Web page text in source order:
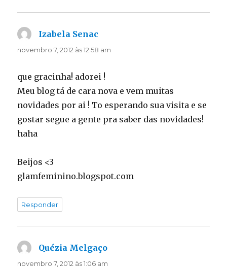
Izabela Senac
novembro 7, 2012 às 12:58 am
que gracinha! adorei !
Meu blog tá de cara nova e vem muitas
novidades por ai ! To esperando sua visita e se
gostar segue a gente pra saber das novidades!
haha
Beijos <3
glamfeminino.blogspot.com
Responder
Quézia Melgaço
novembro 7, 2012 às 1:06 am